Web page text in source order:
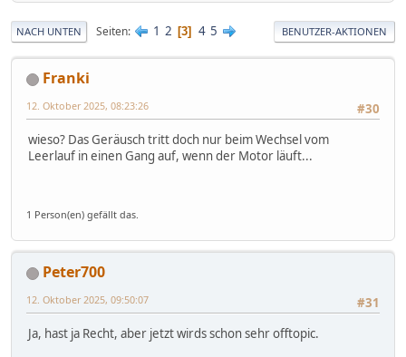
NACH UNTEN Seiten 1 2 3 4 5 BENUTZER-AKTIONEN
Franki
#30
12. Oktober 2025, 08:23:26
wieso? Das Geräusch tritt doch nur beim Wechsel vom
Leerlauf in einen Gang auf, wenn der Motor läuft...
1 Person(en) gefällt das.
Peter700
#31
12. Oktober 2025, 09:50:07
Ja, hast ja Recht, aber jetzt wirds schon sehr offtopic.